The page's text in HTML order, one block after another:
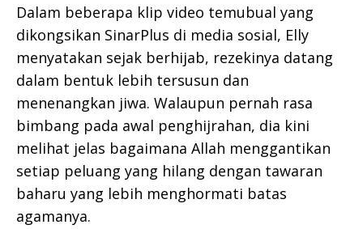
Dalam beberapa klip video temubual yang
dikongsikan SinarPlus di media sosial, Elly
menyatakan sejak berhijab, rezekinya datang
dalam bentuk lebih tersusun dan
menenangkan jiwa. Walaupun pernah rasa
bimbang pada awal penghijrahan, dia kini
melihat jelas bagaimana Allah menggantikan
setiap peluang yang hilang dengan tawaran
baharu yang lebih menghormati batas
agamanya.